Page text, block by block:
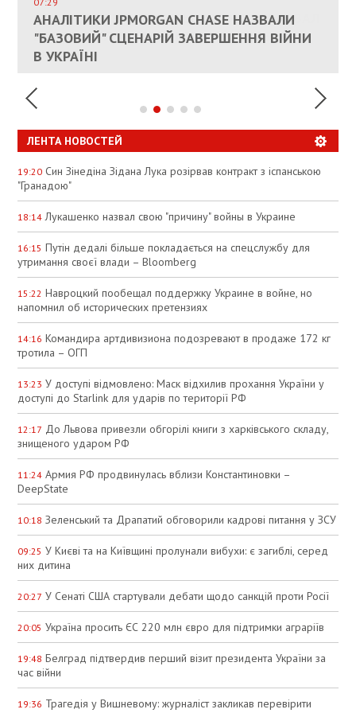
КАНДИДАТ В ПРЕМЬЕРЫ ПОЛЬШИ ПРИЗВАЛ
ЕС ПРЕКРАТИТЬ ВОЕННУЮ ПОМОЩЬ
УКРАИНЕ
АНАЛІТИКИ JPMORGAN CHASE НАЗВАЛИ
"БАЗОВИЙ" СЦЕНАРІЙ ЗАВЕРШЕННЯ ВІЙНИ
В УКРАЇНІ
СОСТОИТСЯ В БЛИЖАЙШЕЕ ВРЕМЯ, –
РЮТТЕ
ПАЛИВНИЙ РИНОК РОЗІГРІЛИ ШТУЧНО:
АНАЛІТИКИ ЗВИНУВАТИЛИ АЗС У
СПЕКУЛЯЦІЇ
ЛЕНТА НОВОСТЕЙ
19:20 Син Зінедіна Зідана Лука розірвав контракт з іспанською
"Гранадою"
18:14 Лукашенко назвал свою "причину" войны в Украине
16:15 Путін дедалі більше покладається на спецслужбу для
утримання своєї влади – Bloomberg
15:22 Навроцкий пообещал поддержку Украине в войне, но
напомнил об исторических претензиях
14:16 Командира артдивизиона подозревают в продаже 172 кг
тротила – ОГП
13:23 У доступі відмовлено: Маск відхилив прохання України у
доступі до Starlink для ударів по території РФ
12:17 До Львова привезли обгорілі книги з харківського складу,
знищеного ударом РФ
11:24 Армия РФ продвинулась вблизи Константиновки –
DeepState
10:18 Зеленський та Драпатий обговорили кадрові питання у ЗСУ
09:25 У Києві та на Київщині пролунали вибухи: є загиблі, серед
них дитина
20:27 У Сенаті США стартували дебати щодо санкцій проти Росії
20:05 Україна просить ЄС 220 млн євро для підтримки аграріїв
19:48 Белград підтвердив перший візит президента України за
час війни
19:36 Трагедія у Вишневому: журналіст закликав перевірити